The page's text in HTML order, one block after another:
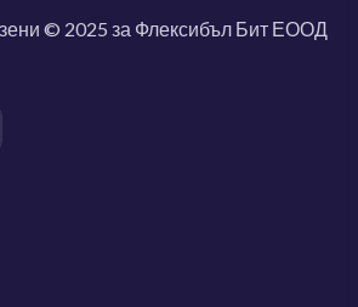
© 2025 за Флексибъл Бит ЕООД